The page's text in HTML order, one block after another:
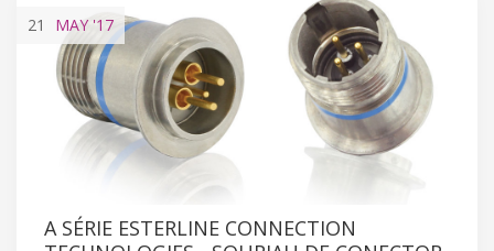
21 MAY'17
A SÉRIE ESTERLINE CONNECTION